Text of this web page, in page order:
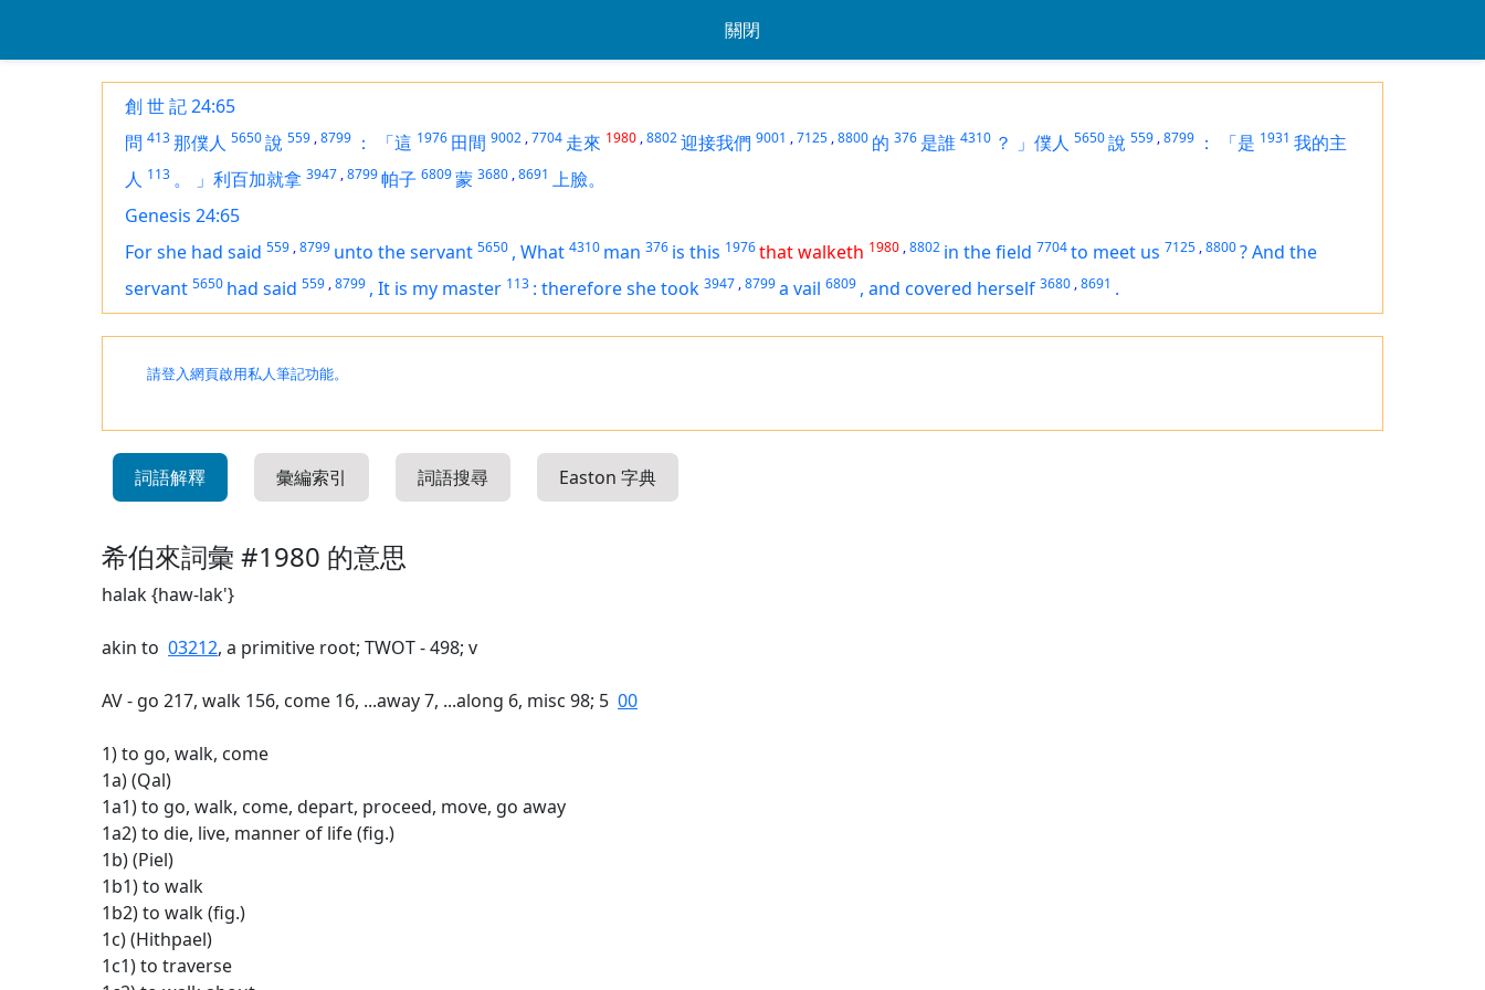
關閉
創 世 記 24:65
問 413那僕人 5650說 559 ,8799 ： 「這 1976 田間 9002 ,7704 走來 1980 ,8802迎接我們 9001 ,7125 ,8800 的 376 是誰 4310 ？ 」僕人 5650說 559 ,8799 ： 「是 1931 我的主
人 113 。 」利百加就拿 3947 ,8799帕子 6809蒙 3680 ,8691 上臉。
Genesis 24:65
For she had said 559 ,8799 unto the servant 5650 , What 4310 man 376 is this 1976that walketh 1980 ,8802 in the field 7704to meet us 7125 ,8800?And the
servant 5650 had said 559 ,8799 , It is my master 113 : therefore she took 3947 ,8799a vail 6809 , and covered herself 3680 ,8691 .
請登入網頁啟用私人筆記功能。
詞語解釋 彙編索引 詞語搜尋 Easton 字典
希伯來詞彙 #1980 的意思
halak {haw-lak'}
akin to 03212, a primitive root; TWOT - 498; v
AV - go 217, walk 156, come 16, ...away 7, ...along 6, misc 98; 5 00
1) to go, walk, come
1a) (Qal)
1a1) to go, walk, come, depart, proceed, move, go away
1a2) to die, live, manner of life (fig.)
1b) (Piel)
1b1) to walk
1b2) to walk (fig.)
1c) (Hithpael)
1c1) to traverse